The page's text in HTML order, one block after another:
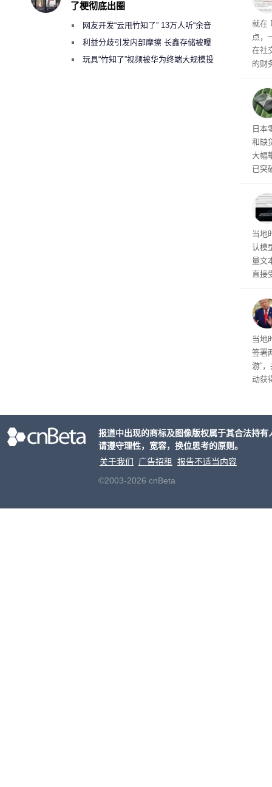
尚
就在
点，
在社
的财
件，
舰型
文
到 1/
价
日本
和缺
大幅
已突
涨
0 Ti
节
的顾
当地
认模
量文
直接
幅较
育
当地
签署
游”
动获
了梗彻底出圈
网友开发“云甩竹知了” 13万人听“余音
绕梁”利益分歧引发内部摩擦 长鑫存储被曝
曾将华为驻场工程师驱逐出研发基地
玩具“竹知了”视频被华为终端大规模投
报道中出现的商标及图像版权属于其合法持
请遵守理性，宽容，换位思考的原则。
关于我们
广告招租
报告不适当内容
©2003-2026 cnBeta